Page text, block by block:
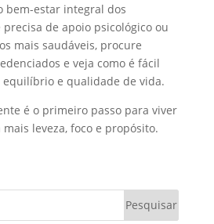
bem-estar integral dos
precisa de apoio psicológico ou
mais saudáveis, procure
e veja como é fácil
equilíbrio e qualidade de vida.
é o primeiro passo para viver
leveza, foco e propósito.